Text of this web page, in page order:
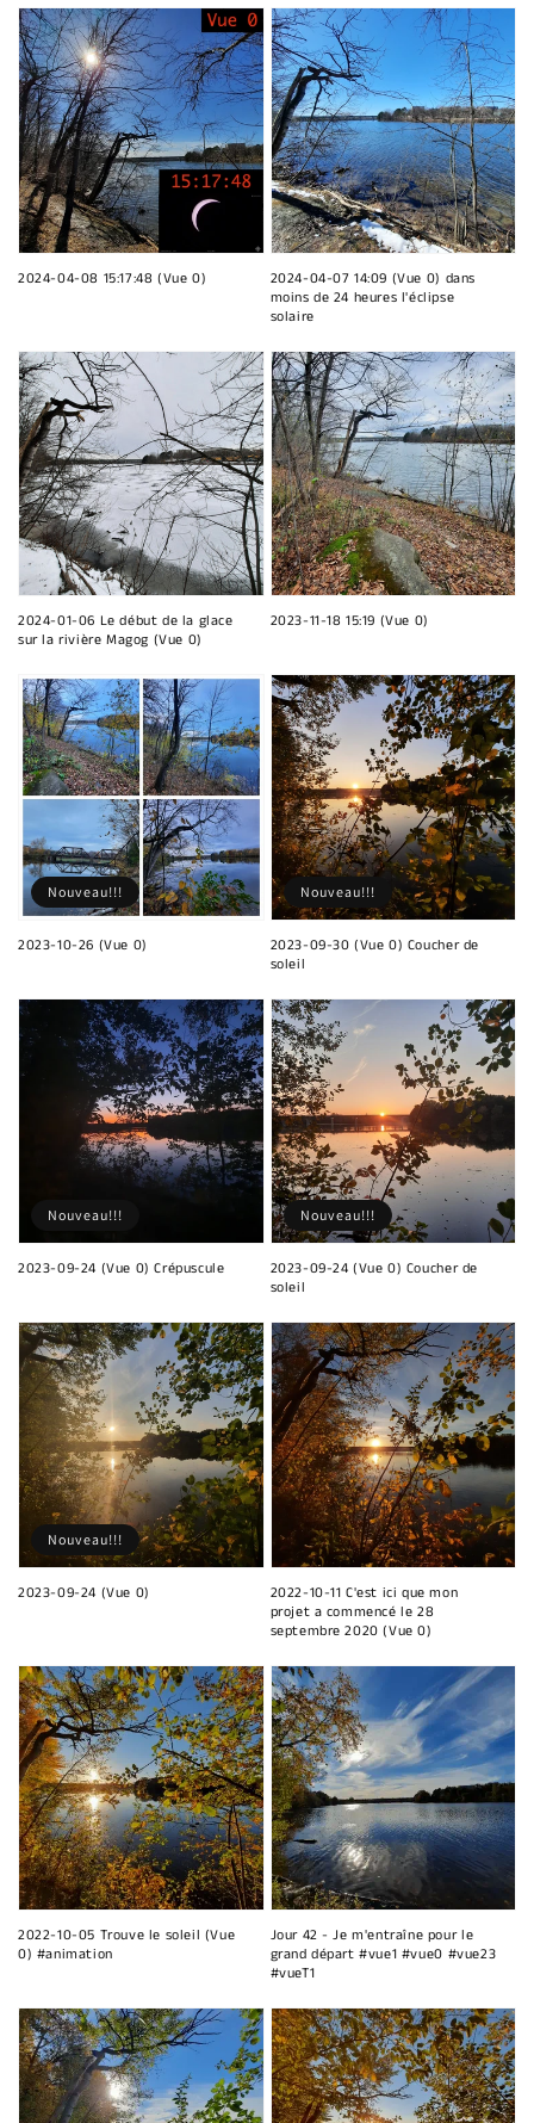
2024-04-08 15:17:48 (Vue 0)
2024-04-07 14:09 (Vue 0) dans
moins de 24 heures l'éclipse
solaire
2024-01-06 Le début de la glace
sur la rivière Magog (Vue 0)
2023-11-18 15:19 (Vue 0)
2023-10-26 (Vue 0)
Nouveau!!!
2023-09-30 (Vue 0) Coucher de
soleil
Nouveau!!!
2023-09-24 (Vue 0) Crépuscule
Nouveau!!!
2023-09-24 (Vue 0) Coucher de
soleil
Nouveau!!!
2023-09-24 (Vue 0)
Nouveau!!!
2022-10-11 C'est ici que mon
projet a commencé le 28
septembre 2020 (Vue 0)
2022-10-05 Trouve le soleil (Vue
0) #animation
Jour 42 - Je m'entraîne pour le
grand départ #vue1 #vue0 #vue23
#vueT1